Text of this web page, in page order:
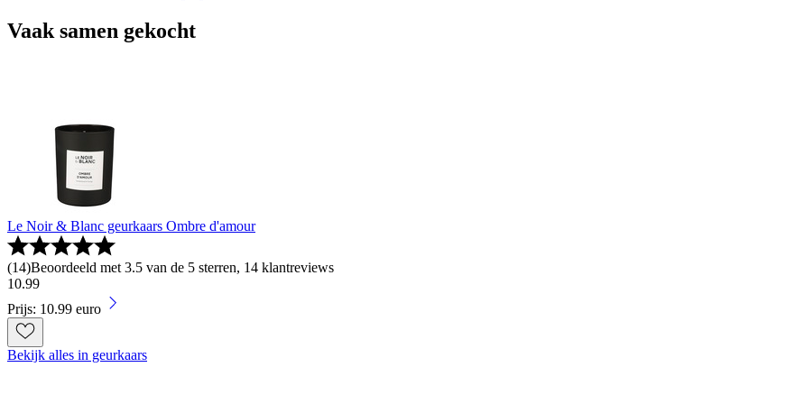
Vaak samen gekocht
Le Noir & Blanc geurkaars Ombre d'amour
(14)Beoordeeld met 3.5 van de 5 sterren, 14 klantreviews
10.99
Prijs: 10.99 euro
Bekijk alles in geurkaars